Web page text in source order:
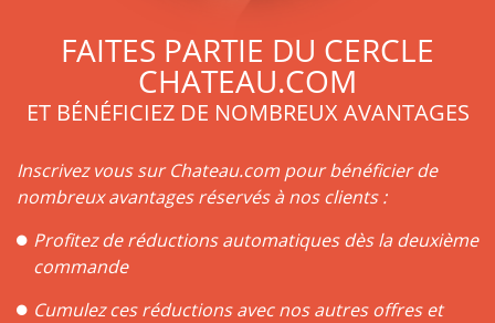
FAITES PARTIE DU CERCLE
CHATEAU.COM
ET BÉNÉFICIEZ DE NOMBREUX AVANTAGES
Inscrivez vous sur Chateau.com pour bénéficier de
nombreux avantages réservés à nos clients :
Profitez de réductions automatiques dès la deuxième
commande
Cumulez ces réductions avec nos autres offres et